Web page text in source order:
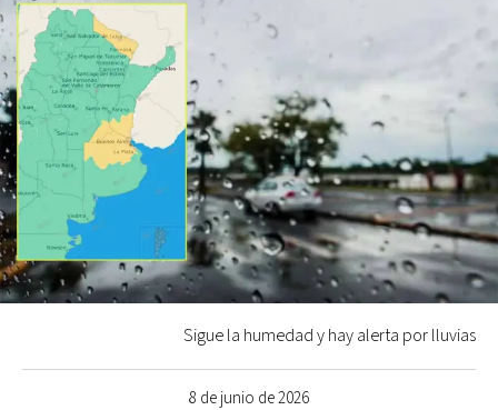
8 de junio de 2026
Sigue la humedad y hay alerta por lluvias